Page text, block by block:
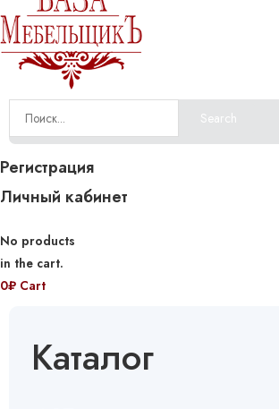
Search
Регистрация
Личный кабинет
No products
in the cart.
0₽ Cart
Каталог